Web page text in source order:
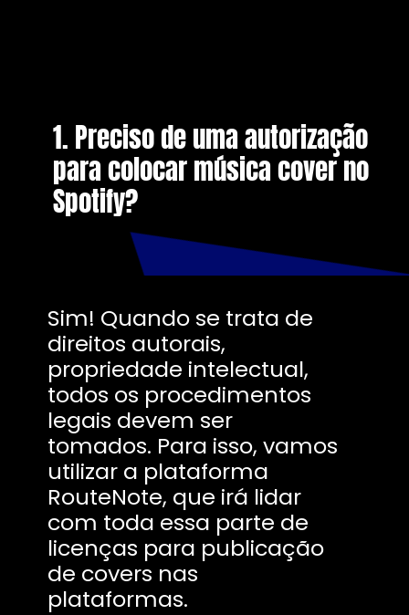
1. Preciso de uma autorização
para colocar música cover no
Spotify?
Sim! Quando se trata de
direitos autorais,
propriedade intelectual,
todos os procedimentos
legais devem ser
tomados. Para isso, vamos
utilizar a plataforma
RouteNote, que irá lidar
com toda essa parte de
licenças para publicação
de covers nas
plataformas.